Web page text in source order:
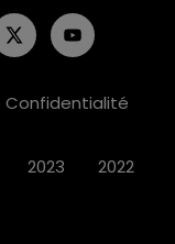
Confidentialité
2023 2022